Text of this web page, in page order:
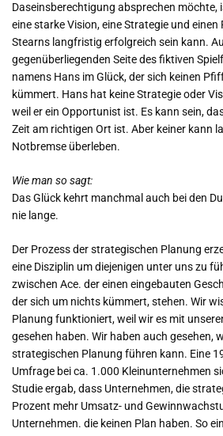
Daseinsberechtigung absprechen möchte,
eine starke Vision, eine Strategie und
Stearns langfristig erfolgreich sein kann.
gegenüberliegenden Seite des fiktiven
namens Hans im Glück, der sich keinen
kümmert. Hans hat keine Strategie oder
weil er ein Opportunist ist. Es kann sein,
Zeit am richtigen Ort ist. Aber keiner kann
Notbremse überleben.
Wie man so sagt:
Das Glück kehrt manchmal auch bei den
nie lange.
Der Prozess der strategischen Planung
eine Disziplin um diejenigen unter uns zu
zwischen Ace. der einen eingebauten
der sich um nichts kümmert, stehen. Wir
Planung funktioniert, weil wir es mit
gesehen haben. Wir haben auch gesehen,
strategischen Planung führen kann. Eine
Umfrage bei ca. 1.000 Kleinunternehmen
Studie ergab, dass Unternehmen, die
Prozent mehr Umsatz- und
Unternehmen. die keinen Plan haben. So